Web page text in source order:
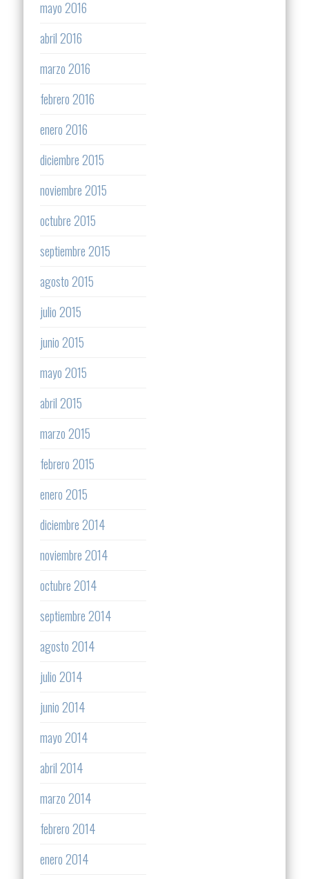
mayo 2016
abril 2016
marzo 2016
febrero 2016
enero 2016
diciembre 2015
noviembre 2015
octubre 2015
septiembre 2015
agosto 2015
julio 2015
junio 2015
mayo 2015
abril 2015
marzo 2015
febrero 2015
enero 2015
diciembre 2014
noviembre 2014
octubre 2014
septiembre 2014
agosto 2014
julio 2014
junio 2014
mayo 2014
abril 2014
marzo 2014
febrero 2014
enero 2014